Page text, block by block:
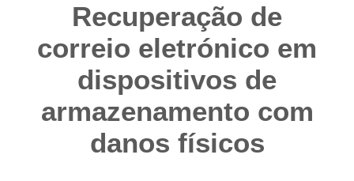
Recuperação de
correio eletrónico em
dispositivos de
armazenamento com
danos físicos